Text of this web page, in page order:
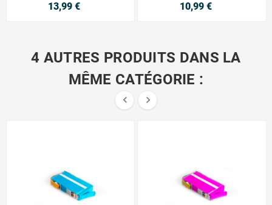
13,99 € 10,99 €
4 AUTRES PRODUITS DANS LA
MÊME CATÉGORIE :
 